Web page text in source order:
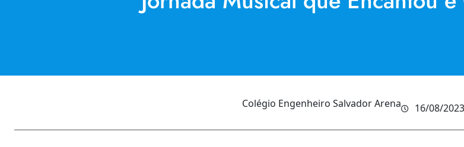
Colégio Engenheiro Salvador Arena 16/08/2023